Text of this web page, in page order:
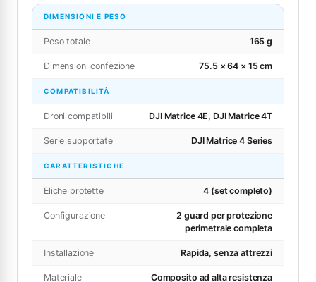
DIMENSIONI E PESO
Peso totale 165 g
Dimensioni confezione 75.5 × 64 × 15 cm
COMPATIBILITÀ
Droni compatibili DJI Matrice 4E, DJI Matrice 4T
Serie supportate DJI Matrice 4 Series
CARATTERISTICHE
Eliche protette 4 (set completo)
Configurazione
2 guard per protezione
perimetrale completa
Installazione Rapida, senza attrezzi
Materiale Composito ad alta resistenza